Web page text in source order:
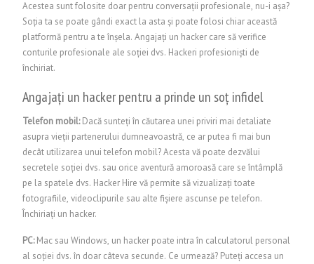
Acestea sunt folosite doar pentru conversații profesionale, nu-i așa?
Soția ta se poate gândi exact la asta și poate folosi chiar această
platformă pentru a te înșela. Angajați un hacker care să verifice
conturile profesionale ale soției dvs. Hackeri profesioniști de
închiriat.
Angajați un hacker pentru a prinde un soț infidel
Telefon mobil:Dacă sunteți în căutarea unei priviri mai detaliate
asupra vieții partenerului dumneavoastră, ce ar putea fi mai bun
decât utilizarea unui telefon mobil? Acesta vă poate dezvălui
secretele soției dvs. sau orice aventură amoroasă care se întâmplă
pe la spatele dvs. Hacker Hire vă permite să vizualizați toate
fotografiile, videoclipurile sau alte fișiere ascunse pe telefon.
Închiriați un hacker.
PC:Mac sau Windows, un hacker poate intra în calculatorul personal
al soției dvs. în doar câteva secunde. Ce urmează? Puteți accesa un